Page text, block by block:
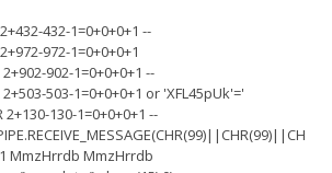
432-1=0+0+0+1 --
972-1=0+0+0+1
902-1=0+0+0+1 --
503-1=0+0+0+1 or 'XFL45pUk'='
2+130-130-1=0+0+0+1 --
1 MmzHrrdb MmzHrrdb